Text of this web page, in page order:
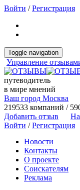
Войти /Регистрация
Toggle navigation
Управление
путеводитель
в мире мнений
Ваш город Москва
219533 компаний /
Добавить отзыв
Войти /Регистрация
Новости
Контакты
О проекте
Соискателям
Реклама